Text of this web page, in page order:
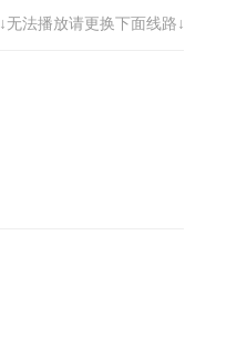
79 80
↓无法播放请更换下面线路↓